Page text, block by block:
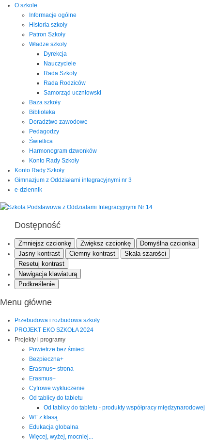
O szkole
Informacje ogólne
Historia szkoły
Patron Szkoły
Władze szkoły
Dyrekcja
Nauczyciele
Rada Szkoły
Rada Rodziców
Samorząd uczniowski
Baza szkoły
Biblioteka
Doradztwo zawodowe
Pedagodzy
Świetlica
Harmonogram dzwonków
Konto Rady Szkoły
Konto Rady Szkoły
Gimnazjum z Oddziałami integracyjnymi nr 3
e-dziennik
Dostępność
Zmniejsz czcionkę Zwiększ czcionkę
Domyślna czcionka
Jasny kontrast
Ciemny kontrast
Skala szarości
Resetuj kontrast
Nawigacja klawiaturą
Podkreślenie
Menu główne
Przebudowa i rozbudowa szkoły
PROJEKT EKO SZKOŁA 2024
Projekty i programy
Powietrze bez śmieci
Bezpieczna+
Erasmus+ strona
Erasmus+
Cyfrowe wykluczenie
Od tablicy do tabletu
Od tablicy do tabletu - produkty współpracy międzynarodowej
WF z klasą
Edukacja globalna
Więcej, wyżej, mocniej...